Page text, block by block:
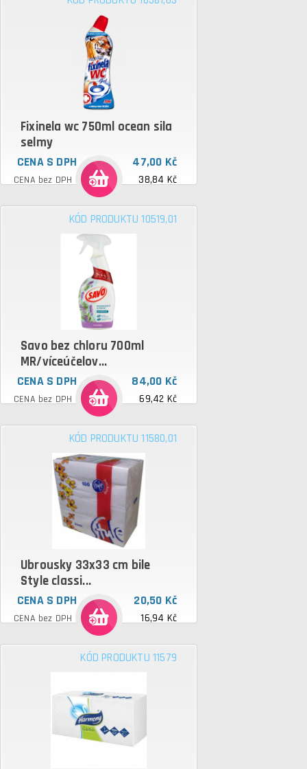
Fixinela wc 750ml ocean sila
selmy
CENA S DPH 47,00 Kč
CENA bez DPH 38,84 Kč
KÓD PRODUKTU 10519,01
Savo bez chloru 700ml
MR/víceúčelov...
CENA S DPH 84,00 Kč
CENA bez DPH 69,42 Kč
KÓD PRODUKTU 11580,01
Ubrousky 33x33 cm bile
Style classi...
CENA S DPH 20,50 Kč
CENA bez DPH 16,94 Kč
KÓD PRODUKTU 11579